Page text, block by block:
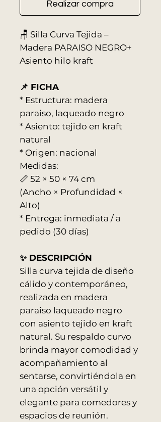
Realizar compra
🪑 Silla Curva Tejida –
Madera PARAISO NEGRO+
Asiento hilo kraft
📌 FICHA
* Estructura: madera
paraiso, laqueado negro
* Asiento: tejido en kraft
natural
* Origen: nacional
Medidas:
📏 52 × 50 × 74 cm
(Ancho × Profundidad ×
Alto)
* Entrega: inmediata / a
pedido (30 días)
✨ DESCRIPCIÓN
Silla curva tejida de diseño
cálido y contemporáneo,
realizada en madera
paraiso laqueado negro
con asiento tejido en kraft
natural. Su respaldo curvo
brinda mayor comodidad y
acompañamiento al
sentarse, convirtiéndola en
una opción versátil y
elegante para comedores y
espacios de reunión.